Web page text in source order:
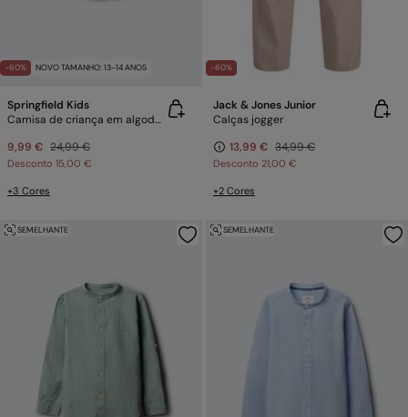
-60% NOVO TAMANHO: 13-14 ANOS
Springfield Kids
Camisa de criança em algodão slub
9,99 € 24,99 €
Desconto 15,00 €
+3 Cores
-60%
Jack & Jones Junior
Calças jogger
13,99 € 34,99 €
Desconto 21,00 €
+2 Cores
SEMELHANTE SEMELHANTE